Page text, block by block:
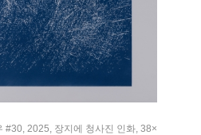
#30, 2025, 장지에 청사진 인화, 38×